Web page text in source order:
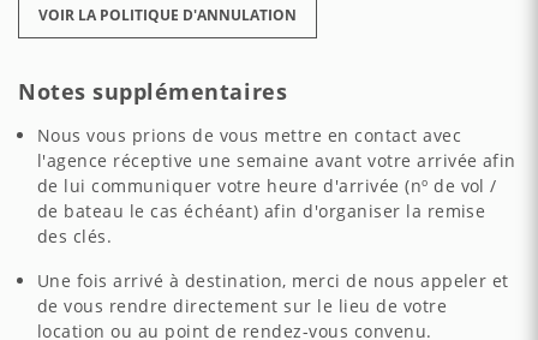
VOIR LA POLITIQUE D'ANNULATION
Notes supplémentaires
Nous vous prions de vous mettre en contact avec
l'agence réceptive une semaine avant votre arrivée afin
de lui communiquer votre heure d'arrivée (nº de vol /
de bateau le cas échéant) afin d'organiser la remise
des clés.
Une fois arrivé à destination, merci de nous appeler et
de vous rendre directement sur le lieu de votre
location ou au point de rendez-vous convenu.